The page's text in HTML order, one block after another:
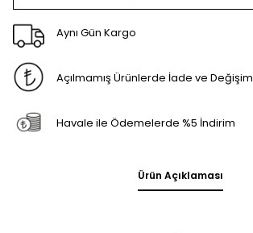
Aynı Gün Kargo
Açılmamış Ürünlerde İade ve Değişim
Havale ile Ödemelerde %5 İndirim
Ürün Açıklaması